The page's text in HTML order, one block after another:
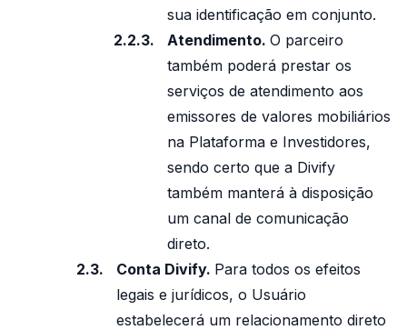
sua identificação em conjunto.
Atendimento. O parceiro
também poderá prestar os
serviços de atendimento aos
emissores de valores mobiliários
na Plataforma e Investidores,
sendo certo que a Divify
também manterá à disposição
um canal de comunicação
direto.
Conta Divify. Para todos os efeitos
legais e jurídicos, o Usuário
estabelecerá um relacionamento direto